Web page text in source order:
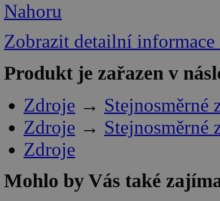
Nahoru
Zobrazit detailní informace
Produkt je zařazen v
Zdroje →
Zdroje →
Zdroje
Mohlo by Vás také